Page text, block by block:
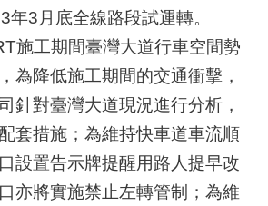
年3月底全線路段試運轉。
施工期間臺灣大道行車空間勢
為降低施工期間的交通衝擊，
針對臺灣大道現況進行分析，
套措施；為維持快車道車流順
設置告示牌提醒用路人提早改
亦將實施禁止左轉管制；為維